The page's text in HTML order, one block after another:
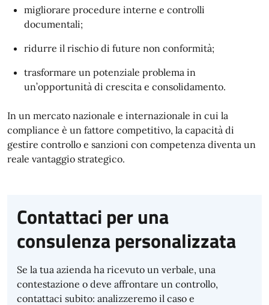
migliorare procedure interne e controlli
documentali;
ridurre il rischio di future non conformità;
trasformare un potenziale problema in
un’opportunità di crescita e consolidamento.
In un mercato nazionale e internazionale in cui la
compliance è un fattore competitivo, la capacità di
gestire controllo e sanzioni con competenza diventa un
reale vantaggio strategico.
Contattaci per una
consulenza personalizzata
Se la tua azienda ha ricevuto un verbale, una
contestazione o deve affrontare un controllo,
contattaci subito: analizzeremo il caso e